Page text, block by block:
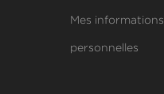
Mes informations
personnelles